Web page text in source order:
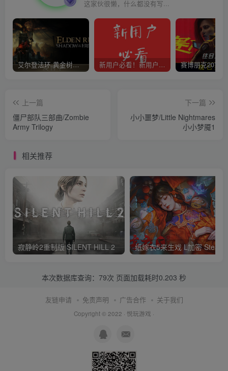
这家伙很懒，什么都没有写...
艾尔登法环 黄金树幽影 新用户必看！新用户必看！新用户必看！！！
上一篇
僵尸部队三部曲/Zombie
Army Trilogy
下一篇
小小噩梦/Little Nightmares
小小梦魇1
相关推荐
寂静岭2重制版 SILENT HILL 2
本次数据库查询：79次 页面加载耗时0.203 秒
友链申请 免责声明 广告合作 关于我们
Copyright © 2022 · 悦玩游戏 ·